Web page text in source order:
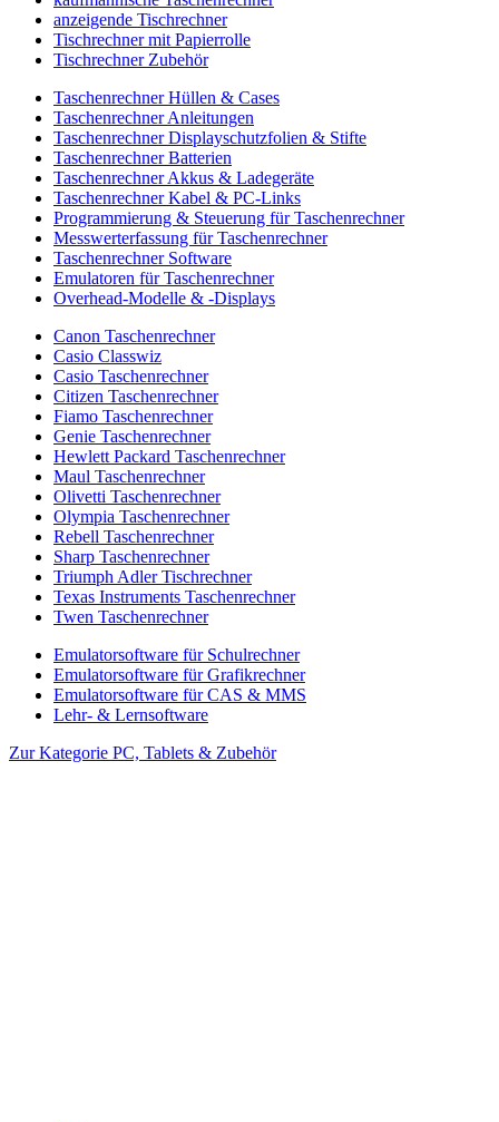
anzeigende Tischrechner
Tischrechner mit Papierrolle
Tischrechner Zubehör
Taschenrechner Hüllen & Cases
Taschenrechner Anleitungen
Taschenrechner Displayschutzfolien & Stifte
Taschenrechner Batterien
Taschenrechner Akkus & Ladegeräte
Taschenrechner Kabel & PC-Links
Programmierung & Steuerung für Taschenrechner
Messwerterfassung für Taschenrechner
Taschenrechner Software
Emulatoren für Taschenrechner
Overhead-Modelle & -Displays
Canon Taschenrechner
Casio Classwiz
Casio Taschenrechner
Citizen Taschenrechner
Fiamo Taschenrechner
Genie Taschenrechner
Hewlett Packard Taschenrechner
Maul Taschenrechner
Olivetti Taschenrechner
Olympia Taschenrechner
Rebell Taschenrechner
Sharp Taschenrechner
Triumph Adler Tischrechner
Texas Instruments Taschenrechner
Twen Taschenrechner
Emulatorsoftware für Schulrechner
Emulatorsoftware für Grafikrechner
Emulatorsoftware für CAS & MMS
Lehr- & Lernsoftware
Zur Kategorie PC, Tablets & Zubehör